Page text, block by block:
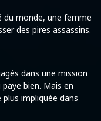
du monde, une femme
des pires assassins.
dans une mission
bien. Mais en
impliquée dans